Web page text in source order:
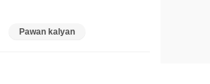
Pawan kalyan